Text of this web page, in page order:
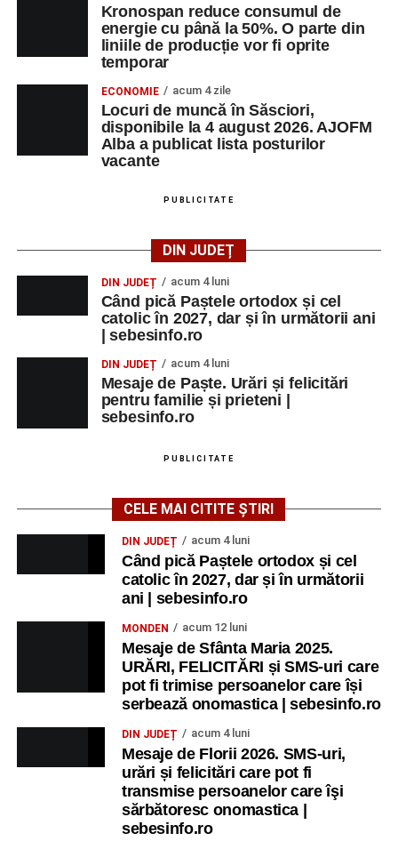
Seară cu tradiții săsești, cu participarea:
Fanfarei din Petrești;
Trupei de Dansuri Săsești;
Alexandrei Pamfilie;
Alfred Dahinten.
– Proiecție cinematografică:
de Federico Fellini și Tullio Pinelli.
MARȚI, 25 AUGUST 2026
Grădina Muzeului Municipal „Ioan
Raica” Sebeș
„Armonia artelor”– salon literar și întâlnire
cu artele plastice, organizat alături de artiști locali.
– Proiecție cinematografică:
„Anotimpurile”de Antonio Vivaldi (rating N-15).
MIERCURI, 26 AUGUST 2026
Copiii în armonia orașului
Ora 10.00– Școala din Răhău: activități recreative pentru
– Curtea Școlii „M. Kogălniceanu”: activități
recreative pentru copii.
– Grădina Muzeului Municipal „Ioan Raica”
Sebeș: încheierea Școlii de vară„Curcubeul Prieteniei”
– Aula Primăriei Municipiului Sebeș:
festivitatea de premiere a șefilor de promoție și a elevilor
Kronospan reduce consumul de
energie cu până la 50%. O parte din
liniile de producție vor fi oprite
temporar
ECONOMIE acum 4 zile
Locuri de muncă în Săsciori,
disponibile la 4 august 2026. AJOFM
Alba a publicat lista posturilor
vacante
PUBLICITATE
DIN JUDEȚ
DIN JUDEȚ acum 4 luni
Când pică Paștele ortodox și cel
catolic în 2027, dar și în următorii ani
| sebesinfo.ro
DIN JUDEȚ acum 4 luni
Mesaje de Paște. Urări și felicitări
pentru familie și prieteni |
sebesinfo.ro
PUBLICITATE
CELE MAI CITITE ȘTIRI
DIN JUDEȚ acum 4 luni
Când pică Paștele ortodox și cel
catolic în 2027, dar și în următorii
ani | sebesinfo.ro
MONDEN acum 12 luni
Mesaje de Sfânta Maria 2025.
URĂRI, FELICITĂRI și SMS-uri care
pot fi trimise persoanelor care își
serbează onomastica | sebesinfo.ro
DIN JUDEȚ acum 4 luni
Mesaje de Florii 2026. SMS-uri,
urări și felicitări care pot fi
transmise persoanelor care îşi
sărbătoresc onomastica |
sebesinfo.ro